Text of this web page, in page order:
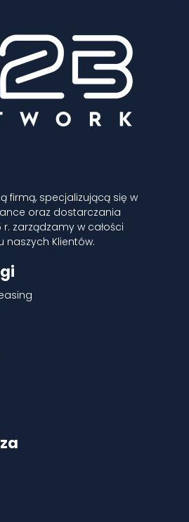
firmą, specjalizującą się w
oraz dostarczania
r. zarządzamy w całości
Klientów.